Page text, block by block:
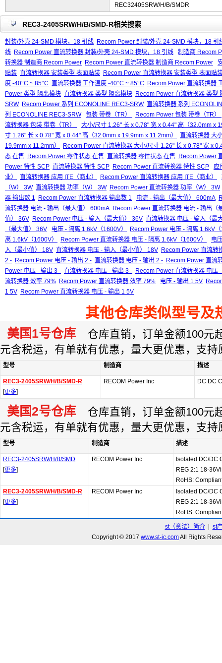
REC32405SRW/H/B/SMDR
REC3-2405SRW/H/B/SMD-R相关搜索
封装/外壳 24-SMD 模块，18 引线 Recom Power 封装/外壳 24-SMD 模块，18 引
线 Recom Power 直流转换器 封装/外壳 24-SMD 模块，18 引线
制造商 Recom
转换器 制造商 Recom Power Recom Power 直流转换器 制造商 Recom Power
贴装 直流转换器 安装类型 表面贴装 Recom Power 直流转换器 安装类型 表面贴
度 -40°C ~ 85°C
直流转换器 工作温度 -40°C ~ 85°C
Recom Power 直流转换器
Power 类型 隔离模块 直流转换器 类型 隔离模块 Recom Power 直流转换器 类型
SRW Recom Power 系列 ECONOLINE REC3-SRW 直流转换器 系列
列 ECONOLINE REC3-SRW
包装 带卷（TR）
Recom Power 包装 带卷（TR）
流转换器 包装 带卷（TR）
大小/尺寸 1.26" 长 x 0.78" 宽 x 0.44" 高（32.0mm x
寸 1.26" 长 x 0.78" 宽 x 0.44" 高（32.0mm x 19.9mm x 11.2mm）
直流转换器 大
19.9mm x 11.2mm）
Recom Power 直流转换器 大小/尺寸 1.26" 长 x 0.78" 宽 x
态 在售
Recom Power 零件状态 在售 直流转换器 零件状态 在售
Recom Power
Power 特性 SCP 直流转换器 特性 SCP Recom Power 直流转换器 特性 SCP
应
业）
直流转换器 应用 ITE（商业） Recom Power 直流转换器 应用 ITE（商业）
（W） 3W 直流转换器 功率（W） 3W Recom Power 直流转换器 功率（W） 3W
器 输出数 1
Recom Power 直流转换器 输出数 1 电流 - 输出（最大值） 600mA
流转换器 电流 - 输出（最大值） 600mA Recom Power 直流转换器 电流 - 输出（
值） 36V Recom Power 电压 - 输入（最大值） 36V 直流转换器 电压 - 输入（最
（最大值） 36V
电压 - 隔离 1.6kV（1600V）
Recom Power 电压 - 隔离 1.6kV
离 1.6kV（1600V）
Recom Power 直流转换器 电压 - 隔离 1.6kV（1600V）
电
入（最小值） 18V 直流转换器 电压 - 输入（最小值） 18V Recom Power 直流转
2 - Recom Power 电压 - 输出 2 - 直流转换器 电压 - 输出 2 - Recom Power 直流
Power 电压 - 输出 3 - 直流转换器 电压 - 输出 3 - Recom Power 直流转换器 电压
流转换器 效率 79% Recom Power 直流转换器 效率 79% 电压 - 输出 1 5V
1 5V Recom Power 直流转换器 电压 - 输出 1 5V
其他仓库类似型号及
美国1号仓库 仓库直销，订单金额100元
元含税运，有单就有优惠，量大更优惠，支持
型号 制造商 描述
REC3-2405SRW/H/B/SMD-R
[更多]
RECOM Power Inc DC DC
美国2号仓库 仓库直销，订单金额100元
元含税运，有单就有优惠，量大更优惠，支持
型号 制造商 描述
REC3-2405SRW/H/B/SMD
[更多]
RECOM Power Inc
Isolated DC/DC
REG 2:1 18-
RoHS:
REC3-2405SRW/H/B/SMD-R
[更多]
RECOM Power Inc
Isolated DC/DC
REG 2:1 18-
RoHS:
st（意法）简介| st
Copyright © 2017 www.st-ic.comAll Rights